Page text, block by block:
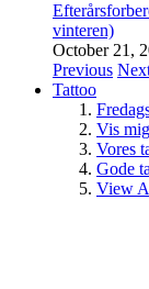
vinteren)
October 21,
Previous
Tattoo
Vis
Vores
Gode
View